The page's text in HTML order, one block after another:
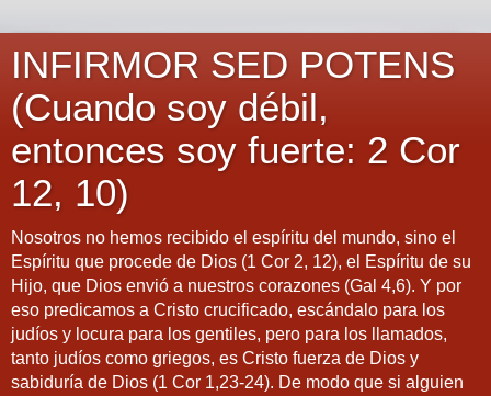
INFIRMOR SED POTENS
(Cuando soy débil,
entonces soy fuerte: 2 Cor
12, 10)
Nosotros no hemos recibido el espíritu del mundo, sino el
Espíritu que procede de Dios (1 Cor 2, 12), el Espíritu de su
Hijo, que Dios envió a nuestros corazones (Gal 4,6). Y por
eso predicamos a Cristo crucificado, escándalo para los
judíos y locura para los gentiles, pero para los llamados,
tanto judíos como griegos, es Cristo fuerza de Dios y
sabiduría de Dios (1 Cor 1,23-24). De modo que si alguien